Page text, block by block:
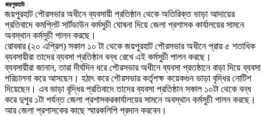
জয়পুরহাট:
জয়পুরহাট পৌরসভার অধীনে ব্যবসায়ী প্রতিষ্ঠান থেকে অতিরিক্ত ভাড়া আদায়ের
প্রতিবাদে কমপ্লিট সার্টডাউন কর্মসুচী ঘোষনা দিয়ে জেলা প্রশাসক কার্যালয়ের সামনে
অবস্থান কর্মসুচী পালন করছে।
রোববার (২০ এপ্রিল) সকাল ১০ টা থেকে জয়পুরহাট পৌরসভার অধীনে প্রায় ৫ শতাধিক
ব্যবসায়ীরা তাদের ব্যবসা প্রতিষ্ঠান বন্ধ রেখে এই কর্মসুচী পালন করছে।
ব্যবসায়ীরা জানান, তারা দীর্ঘদিন ধরে পৌরসভার অধীনে ব্যবসা প্রতষ্ঠানে বাড়া দিয়ে ব্যবসা
পরিচালনা করে আসছেন। হঠাৎ করে পৌরসভার কর্তৃপক্ষ কয়েকগুন ভাড়া বৃদ্ধির নোটিশ
দিয়েছেন। এব ভাড়া বৃদ্ধির প্রতিবাদে তাদের ব্যবসা প্রতিষ্ঠান সকাল ১০টা থেকে বন্ধ
করে দুপুর ১টা পর্যন্ত জেলা প্রশাসকরকার্যালয়ের সামনে অবস্থান কর্মসুচী পালন করছে।
আর জেলা প্রশাসকের কাছে স্মারকলিপি প্রদান করবেন।